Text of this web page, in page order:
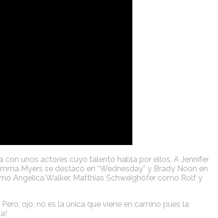
con unos actores cuyo talento habla por ellos. A Jennifer
Myers se destacó en “Wednesday” y Brady Noon en
Angelica Walker, Matthias Schweighöfer como Rolf y
ojo, no es la única que viene en camino pues la